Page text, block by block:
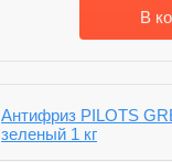
В
Антифриз PILOTS
зеленый 1 кг